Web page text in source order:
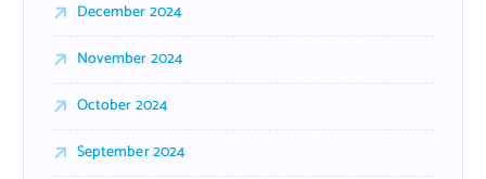
December 2024
November 2024
October 2024
September 2024